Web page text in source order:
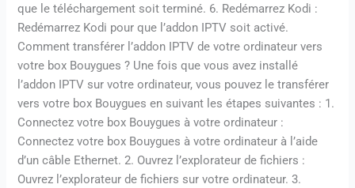
que le téléchargement soit terminé. 6. Redémarrez Kodi :
Redémarrez Kodi pour que l’addon IPTV soit activé.
Comment transférer l’addon IPTV de votre ordinateur vers
votre box Bouygues ? Une fois que vous avez installé
l’addon IPTV sur votre ordinateur, vous pouvez le transférer
vers votre box Bouygues en suivant les étapes suivantes : 1.
Connectez votre box Bouygues à votre ordinateur :
Connectez votre box Bouygues à votre ordinateur à l’aide
d’un câble Ethernet. 2. Ouvrez l’explorateur de fichiers :
Ouvrez l’explorateur de fichiers sur votre ordinateur. 3.